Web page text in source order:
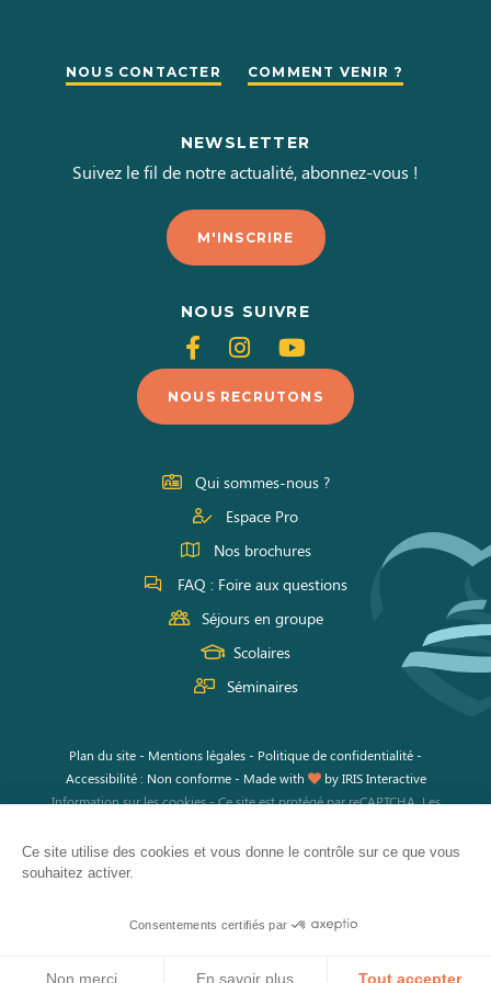
Ce site utilise des cookies et vous donne le contrôle sur ce que vous
souhaitez activer.
Consentements certifiés par
Non merci En savoir plus Tout accepter
NOUS CONTACTER COMMENT VENIR ?
NEWSLETTER
Suivez le fil de notre actualité, abonnez-vous !
M'INSCRIRE
NOUS SUIVRE
Suivez-
nous
sur
Facebook
Suivez-
nous
sur
Instagram
Suivez-
nous
sur
Youtube
NOUS RECRUTONS
Qui sommes-nous ?
Espace Pro
Nos brochures
FAQ : Foire aux questions
Séjours en groupe
Scolaires
Séminaires
Plan du site- Mentions légales- Politique de confidentialité-
Accessibilité : Non conforme - Made with byIRIS Interactive
Information sur les cookies-Ce site est protégé par reCAPTCHA. Les
s'appliquent.